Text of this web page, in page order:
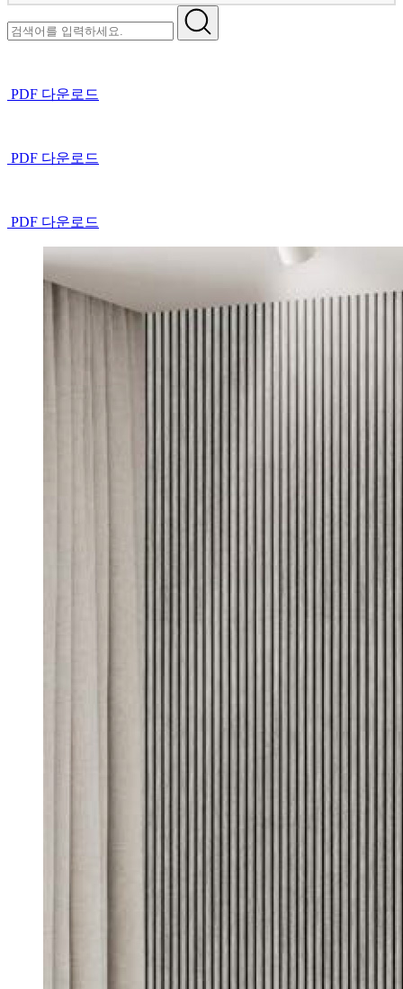
PDF 다운로드
PDF 다운로드
PDF 다운로드